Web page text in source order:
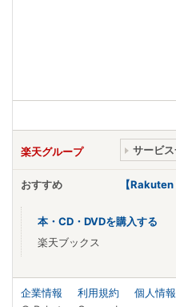
楽天グループ サービ
おすすめ 【
本・CD・DVDを購入する
楽天ブックス
企業情報 利用規約 個人情